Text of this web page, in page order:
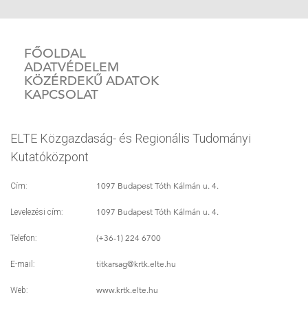
FŐOLDAL
ADATVÉDELEM
KÖZÉRDEKŰ ADATOK
KAPCSOLAT
ELTE Közgazdaság- és Regionális Tudományi
Kutatóközpont
Cím: 1097 Budapest Tóth Kálmán u. 4.
Levelezési cím: 1097 Budapest Tóth Kálmán u. 4.
Telefon: (+36-1) 224 6700
E-mail: titkarsag@krtk.elte.hu
Web: www.krtk.elte.hu